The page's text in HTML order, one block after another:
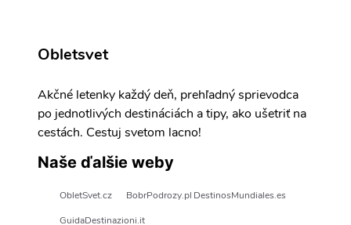
Obletsvet
Akčné letenky každý deň, prehľadný sprievodca
po jednotlivých destináciách a tipy, ako ušetriť na
cestách. Cestuj svetom lacno!
Naše ďalšie weby
ObletSvet.cz BobrPodrozy.pl DestinosMundiales.es
GuidaDestinazioni.it